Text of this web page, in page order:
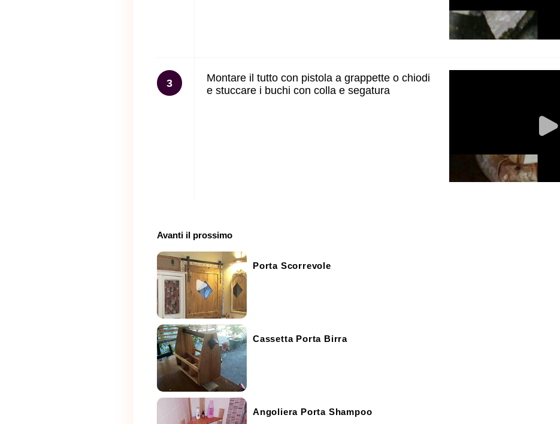
3
Montare il tutto con pistola a grappette o chiodi
e stuccare i buchi con colla e segatura
Avanti il ​​prossimo
Porta Scorrevole
Cassetta Porta Birra
Angoliera Porta Shampoo